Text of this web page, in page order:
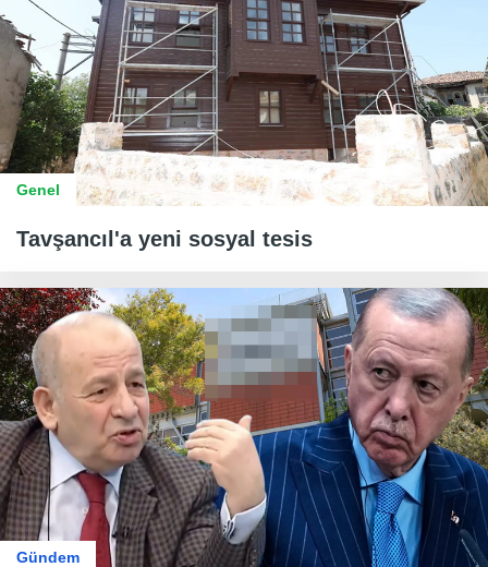
Genel
Tavşancıl'a yeni sosyal tesis
Gündem